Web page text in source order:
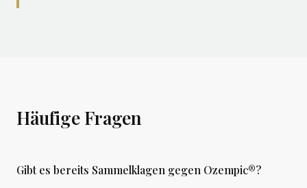
Häufige Fragen
Gibt es bereits Sammelklagen gegen Ozempic®?